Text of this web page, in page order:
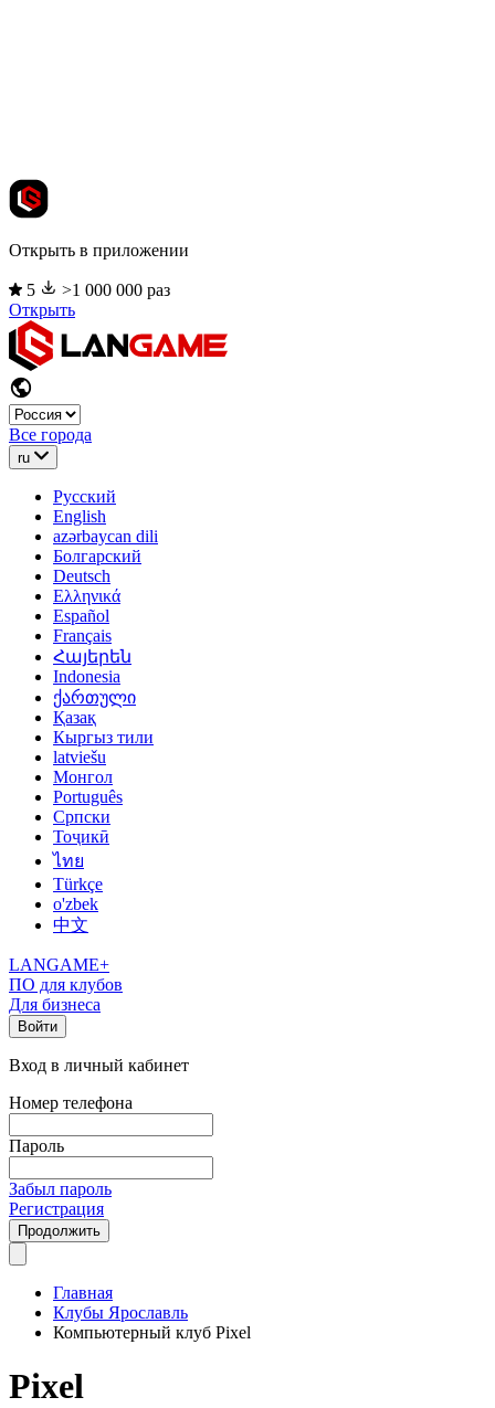
Открыть в приложении
5
>1 000 000 раз
Открыть
Все города
ru
Русский
English
azərbaycan dili
Болгарский
Deutsch
Ελληνικά
Español
Français
Հայերեն
Indonesia
ქართული
Қазақ
Кыргыз тили
latviešu
Монгол
Português
Српски
Тоҷикӣ
ไทย
Türkçe
o'zbek
中文
LANGAME+
ПО для клубов
Для бизнеса
Войти
Вход в личный кабинет
Номер телефона
Пароль
Забыл пароль
Регистрация
Продолжить
Главная
Клубы Ярославль
Компьютерный клуб Pixel
Pixel